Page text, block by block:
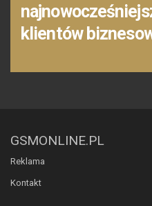
klientów
GSMONLINE.PL
Reklama
Kontakt